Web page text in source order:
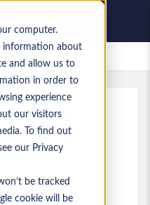
computer.
information about
and allow us to
in order to
experience
our visitors
To find out
our Privacy
be tracked
cookie will be
salvati
Business